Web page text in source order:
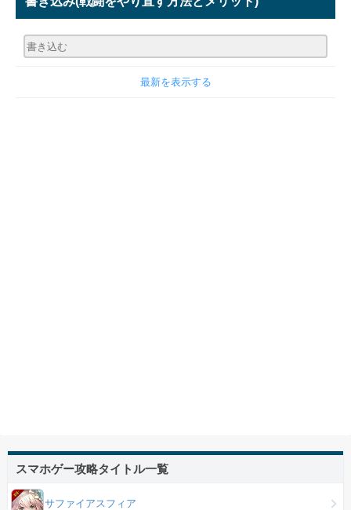
最新を表示する
スマホゲー攻略タイトル一覧
サファイアスフィア